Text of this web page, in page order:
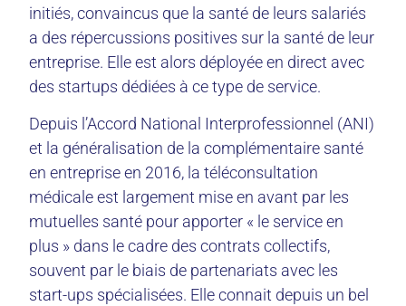
initiés, convaincus que la santé de leurs salariés
a des répercussions positives sur la santé de leur
entreprise. Elle est alors déployée en direct avec
des startups dédiées à ce type de service.
Depuis l’Accord National Interprofessionnel (ANI)
et la généralisation de la complémentaire santé
en entreprise en 2016, la téléconsultation
médicale est largement mise en avant par les
mutuelles santé pour apporter « le service en
plus » dans le cadre des contrats collectifs,
souvent par le biais de partenariats avec les
start-ups spécialisées. Elle connait depuis un bel